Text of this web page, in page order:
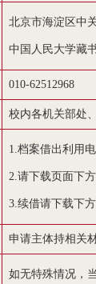
北京市海淀区中
中国人民大学藏
010-62512968
校内各机关部处
1.档案借出利用
2.请下载页面下
3.续借请下载下
申请主体持相关
如无特殊情况，